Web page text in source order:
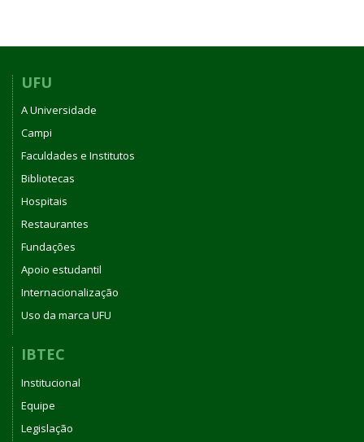
UFU
A Universidade
Campi
Faculdades e Institutos
Bibliotecas
Hospitais
Restaurantes
Fundações
Apoio estudantil
Internacionalização
Uso da marca UFU
IBTEC
Institucional
Equipe
Legislação